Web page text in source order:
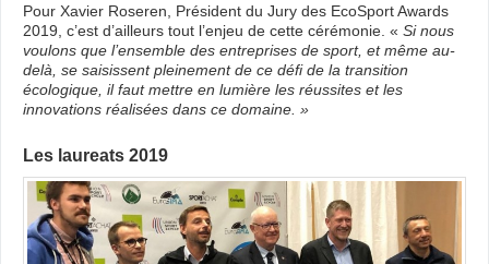
Pour Xavier Roseren, Président du Jury des EcoSport Awards
2019, c’est d’ailleurs tout l’enjeu de cette cérémonie. « Si nous
voulons que l’ensemble des entreprises de sport, et même au-
delà, se saisissent pleinement de ce défi de la transition
écologique, il faut mettre en lumière les réussites et les
innovations réalisées dans ce domaine. »
Les laureats 2019